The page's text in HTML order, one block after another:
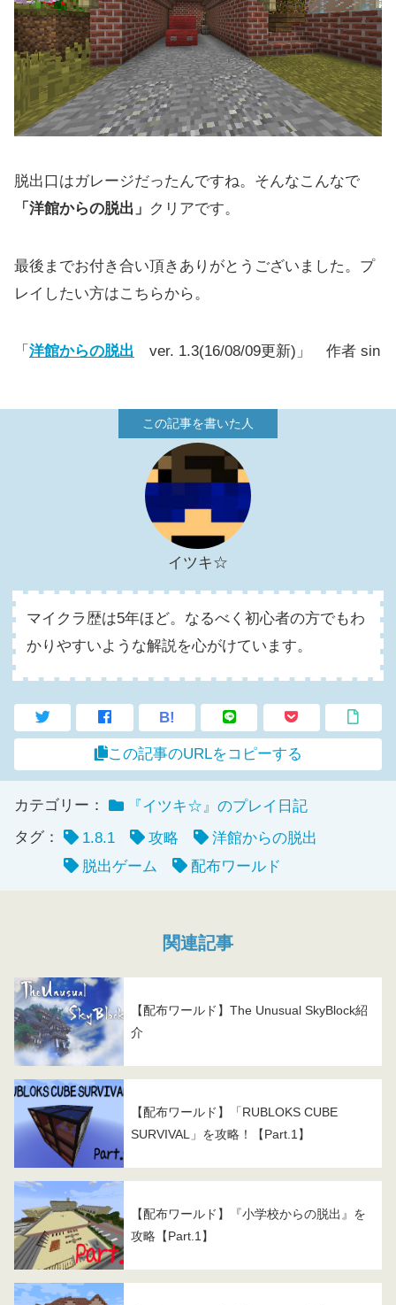
脱出口はガレージだったんですね。そんなこんなで
「洋館からの脱出」 クリアです。
最後までお付き合い頂きありがとうございました。プ
レイしたい方はこちらから。
「 洋館からの脱出 ver. 1.3(16/08/09更新)」 作者 sin
イツキ☆
マイクラ歴は5年ほど。なるべく初心者の方でもわ
かりやすいような解説を心がけています。
B!
この記事のURLをコピーする
カテゴリー：
『イツキ☆』のプレイ日記
タグ：
1.8.1 攻略
洋館からの脱出
脱出ゲーム
配布ワールド
関連記事
【配布ワールド】The Unusual SkyBlock紹
介
【配布ワールド】「RUBLOKS CUBE
SURVIVAL」を攻略！【Part.1】
【配布ワールド】『小学校からの脱出』を
攻略【Part.1】